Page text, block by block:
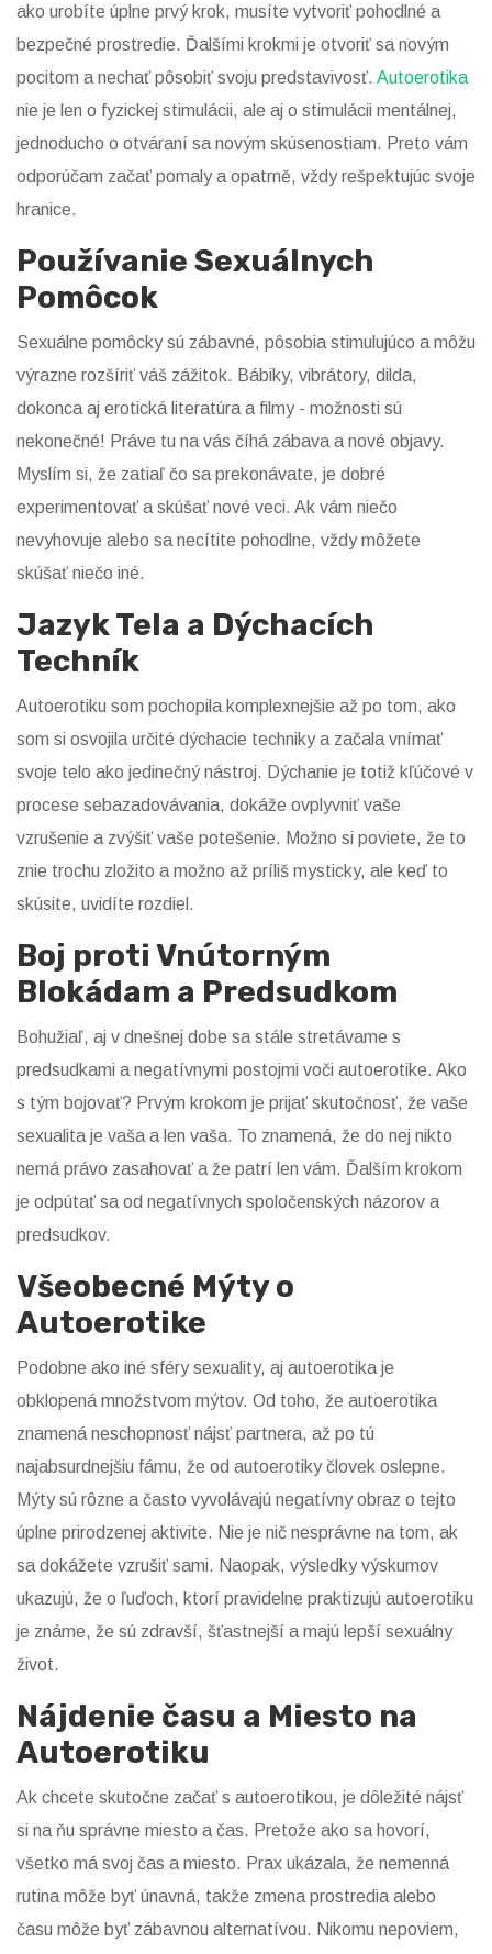
ako urobíte úplne prvý krok, musíte vytvoriť pohodlné a
bezpečné prostredie. Ďalšími krokmi je otvoriť sa novým
pocitom a nechať pôsobiť svoju predstavivosť. Autoerotika
nie je len o fyzickej stimulácii, ale aj o stimulácii mentálnej,
jednoducho o otváraní sa novým skúsenostiam. Preto vám
odporúčam začať pomaly a opatrně, vždy rešpektujúc svoje
hranice.
Používanie Sexuálnych
Pomôcok
Sexuálne pomôcky sú zábavné, pôsobia stimulujúco a môžu
výrazne rozšíriť váš zážitok. Bábiky, vibrátory, dilda,
dokonca aj erotická literatúra a filmy - možnosti sú
nekonečné! Práve tu na vás číhá zábava a nové objavy.
Myslím si, že zatiaľ čo sa prekonávate, je dobré
experimentovať a skúšať nové veci. Ak vám niečo
nevyhovuje alebo sa necítite pohodlne, vždy môžete
skúšať niečo iné.
Jazyk Tela a Dýchacích
Techník
Autoerotiku som pochopila komplexnejšie až po tom, ako
som si osvojila určité dýchacie techniky a začala vnímať
svoje telo ako jedinečný nástroj. Dýchanie je totiž kľúčové v
procese sebazadovávania, dokáže ovplyvniť vaše
vzrušenie a zvýšiť vaše potešenie. Možno si poviete, že to
znie trochu zložito a možno až príliš mysticky, ale keď to
skúsite, uvidíte rozdiel.
Boj proti Vnútorným
Blokádam a Predsudkom
Bohužiaľ, aj v dnešnej dobe sa stále stretávame s
predsudkami a negatívnymi postojmi voči autoerotike. Ako
s tým bojovať? Prvým krokom je prijať skutočnosť, že vaše
sexualita je vaša a len vaša. To znamená, že do nej nikto
nemá právo zasahovať a že patrí len vám. Ďalším krokom
je odpútať sa od negatívnych spoločenských názorov a
predsudkov.
Všeobecné Mýty o
Autoerotike
Podobne ako iné sféry sexuality, aj autoerotika je
obklopená množstvom mýtov. Od toho, že autoerotika
znamená neschopnosť nájsť partnera, až po tú
najabsurdnejšiu fámu, že od autoerotiky človek oslepne.
Mýty sú rôzne a často vyvolávajú negatívny obraz o tejto
úplne prirodzenej aktivite. Nie je nič nesprávne na tom, ak
sa dokážete vzrušiť sami. Naopak, výsledky výskumov
ukazujú, že o ľuďoch, ktorí pravidelne praktizujú autoerotiku
je známe, že sú zdravší, šťastnejší a majú lepší sexuálny
život.
Nájdenie času a Miesto na
Autoerotiku
Ak chcete skutočne začať s autoerotikou, je dôležité nájsť
si na ňu správne miesto a čas. Pretože ako sa hovorí,
všetko má svoj čas a miesto. Prax ukázala, že nemenná
rutina môže byť únavná, takže zmena prostredia alebo
času môže byť zábavnou alternatívou. Nikomu nepoviem,